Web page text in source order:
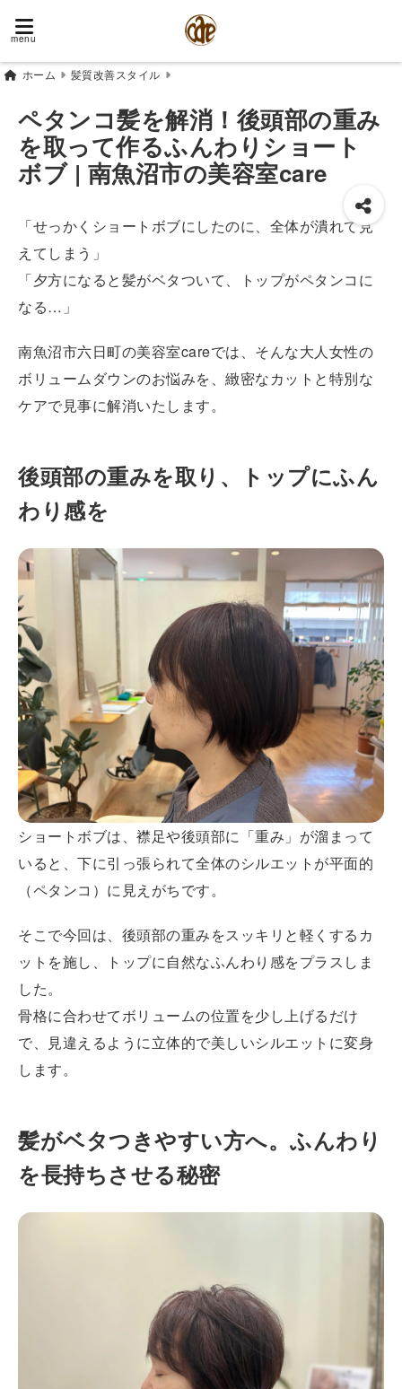
menu
ホーム 髪質改善スタイル
ペタンコ髪を解消！後頭部の重み
を取って作るふんわりショート
ボブ | 南魚沼市の美容室care
「せっかくショートボブにしたのに、全体が潰れて見
えてしまう」
「夕方になると髪がベタついて、トップがペタンコに
なる…」
南魚沼市六日町の美容室careでは、そんな大人女性の
ボリュームダウンのお悩みを、緻密なカットと特別な
ケアで見事に解消いたします。
後頭部の重みを取り、トップにふん
わり感を
ショートボブは、襟足や後頭部に「重み」が溜まって
いると、下に引っ張られて全体のシルエットが平面的
（ペタンコ）に見えがちです。
そこで今回は、後頭部の重みをスッキリと軽くするカ
ットを施し、トップに自然なふんわり感をプラスしま
した。
骨格に合わせてボリュームの位置を少し上げるだけ
で、見違えるように立体的で美しいシルエットに変身
します。
髪がベタつきやすい方へ。ふんわり
を長持ちさせる秘密